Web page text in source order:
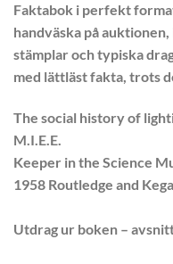
Faktabok i perfekt
handväska på
stämplar och typiska
med lättläst fakta, trots
The social history of
M.I.E.E.
Keeper in the Science
1958 Routledge and
Utdrag ur boken –